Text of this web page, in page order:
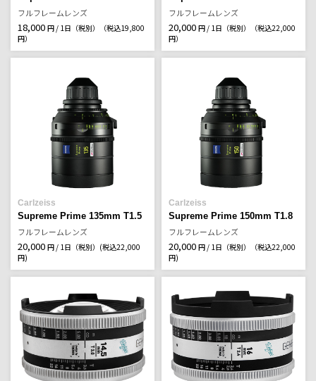
フルフレームレンズ
18,000 円 / 1日（税別）
（税込19,800
円）
フルフレームレンズ
20,000 円 / 1日（税別）
（税込22,000
円）
Carlzeiss
Supreme Prime 135mm T1.5
フルフレームレンズ
20,000 円 / 1日（税別） (税込22,000
円)
Carlzeiss
Supreme Prime 150mm T1.8
フルフレームレンズ
20,000 円 / 1日（税別）
（税込22,000
円)